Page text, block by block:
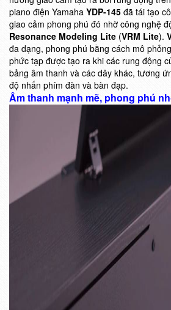
piano điện Yamaha YDP-145 đã tái tạo
giao cảm phong phú đó nhờ công nghệ
Resonance Modeling Lite (VRM Lite).
đa dạng, phong phú bằng cách mô
phức tạp được tạo ra khi các rung động
bảng âm thanh và các dây khác, tương
độ nhấn phím đàn và bàn đạp.
Âm thanh mạnh mẽ, phong phú